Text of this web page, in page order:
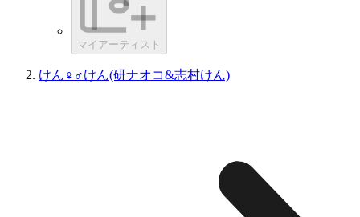
マイアーティスト
けん♀♂けん(研ナオコ&志村けん)